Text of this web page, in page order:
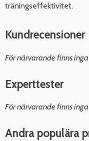
träningseffektivitet.
Kundrecensioner
För närvarande finns
Experttester
För närvarande finns
Andra populära